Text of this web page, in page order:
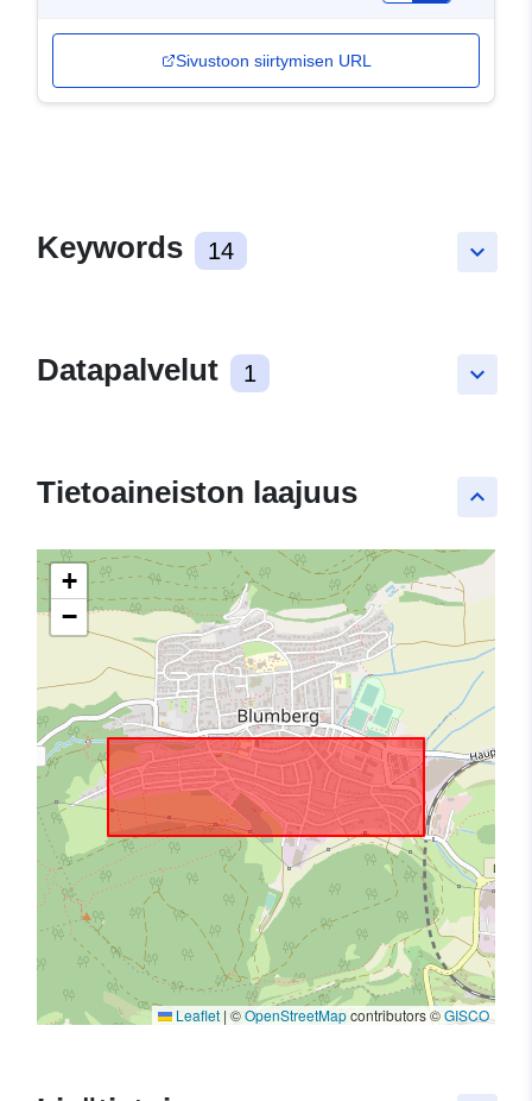
Sivustoon siirtymisen URL
keyboard_arrow_down
Keywords 14
keyboard_arrow_down
Datapalvelut 1
keyboard_arrow_up
Tietoaineiston laajuus
+
−
Leaflet | ©OpenStreetMapcontributors ©GISCO